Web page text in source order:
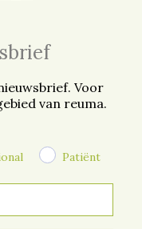
Voor
van reuma.
Patiënt